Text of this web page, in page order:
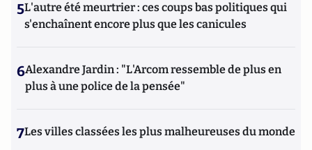
5L'autre été meurtrier : ces coups bas politiques qui
s'enchaînent encore plus que les canicules
6Alexandre Jardin : "L'Arcom ressemble de plus en
plus à une police de la pensée"
7Les villes classées les plus malheureuses du monde